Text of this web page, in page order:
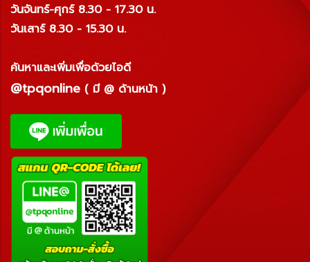
วันจันทร์-ศุกร์ 8.30 - 17.30 น.
วันเสาร์ 8.30 - 15.30 น.
ค้นหาและเพิ่มเพื่อด้วยไอดี
@tpqonline ( มี @ ด้านหน้า )